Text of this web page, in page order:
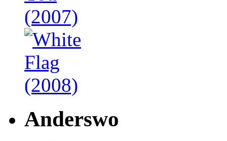
Anderswo